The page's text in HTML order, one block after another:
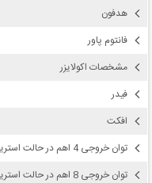
هدفون
فانتوم پاور
مشخصات اکولایزر
فیدر
افکت
توان خروجی 4 اهم در حالت استریو
توان خروجی 8 اهم در حالت استریو